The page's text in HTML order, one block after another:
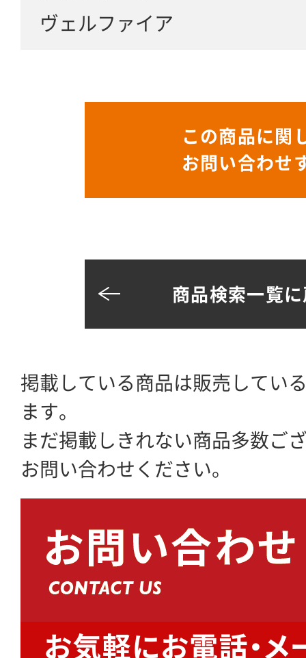
ヴェルファイア
この商品に関
お問い合わせ
商品検索一覧
掲載している商品は販売してい
ます。
まだ掲載しきれない商品多数ご
お問い合わせください。